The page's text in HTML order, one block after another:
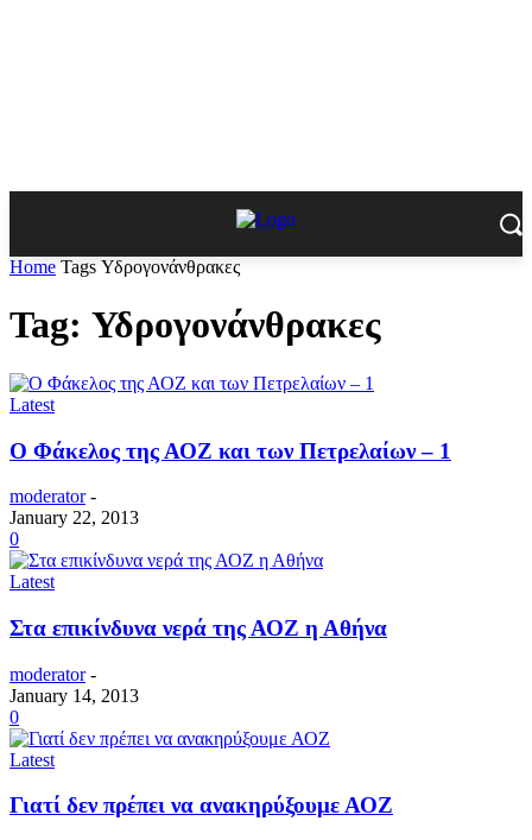
Home Tags Υδρογονάνθρακες
Tag: Υδρογονάνθρακες
Latest
Ο Φάκελος της ΑΟΖ και των Πετρελαίων – 1
moderator -
January 22, 2013
0
Latest
Στα επικίνδυνα νερά της ΑΟΖ η Αθήνα
moderator -
January 14, 2013
0
Latest
Γιατί δεν πρέπει να ανακηρύξουμε ΑΟΖ